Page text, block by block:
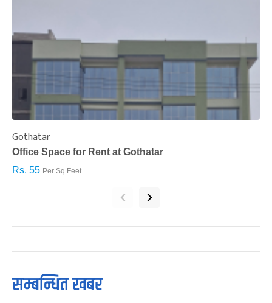
Gothatar
Office Space for Rent at Gothatar
Rs. 55 Per Sq.Feet
‹ ›
सम्बन्धित खबर